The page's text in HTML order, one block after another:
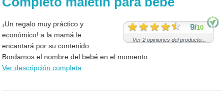
9/10
Ver 2 opiniones del producto...
¡Un regalo muy práctico y
económico! a la mamá le
encantará por su contenido.
Bordamos el nombre del bebé en el momento...
Ver descripción completa